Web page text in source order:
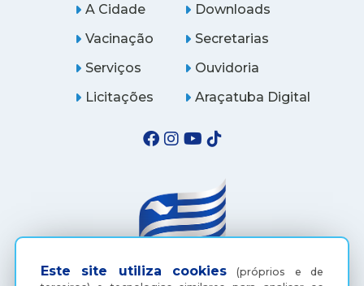
Este site utiliza cookies (próprios e de
A Cidade
Downloads
Vacinação
Serviços
Licitações
Secretarias
Ouvidoria
Araçatuba Digital